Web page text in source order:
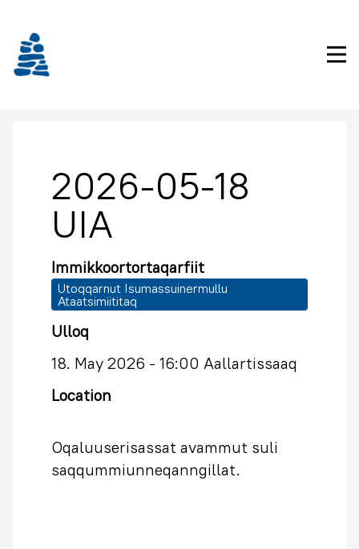
2026-05-18
UIA
Immikkoortortaqarfiit
Utoqqarnut Isumassuinermullu
Ataatsimiititaq
Ulloq
18. May 2026 - 16:00 Aallartissaaq
Location
Oqaluuserisassat avammut suli
saqqummiunneqanngillat.